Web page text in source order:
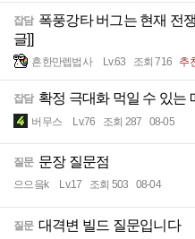
잡담 폭풍강타 버그는 현재 전
글]]
흔한만렙법사 Lv.63 조회 716 추
잡담 확정 극대화 먹일 수 있는
버무스 Lv.76 조회 287 08-05
질문 문장 질문점
으으읔k Lv.17 조회 503 08-04
질문 대격변 빌드 질문입니다